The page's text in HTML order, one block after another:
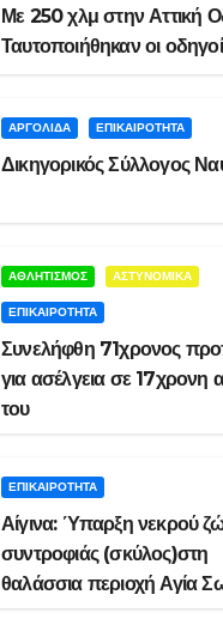
Με 250 χλμ στην Αττική
Ταυτοποιήθηκαν οι
ΑΡΓΟΛΙΔΑ ΕΠΙΚΑΙΡΟΤΗΤΑ
Δικηγορικός Σύλλογος
ΑΘΛΗΤΙΣΜΟΣ ΑΣΤΥΝΟΜΙΚΑ
ΕΠΙΚΑΙΡΟΤΗΤΑ
Συνελήφθη 71χρονος
για ασέλγεια σε 17χρονη
του
ΕΠΙΚΑΙΡΟΤΗΤΑ
Αίγινα: Ύπαρξη νεκρού
συντροφιάς (σκύλος)στη
θαλάσσια περιοχή Αγία